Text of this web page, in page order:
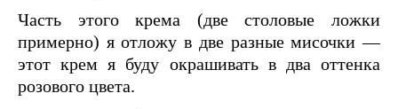
Часть этого крема (две столовые ложки
примерно) я отложу в две разные мисочки —
этот крем я буду окрашивать в два оттенка
розового цвета.